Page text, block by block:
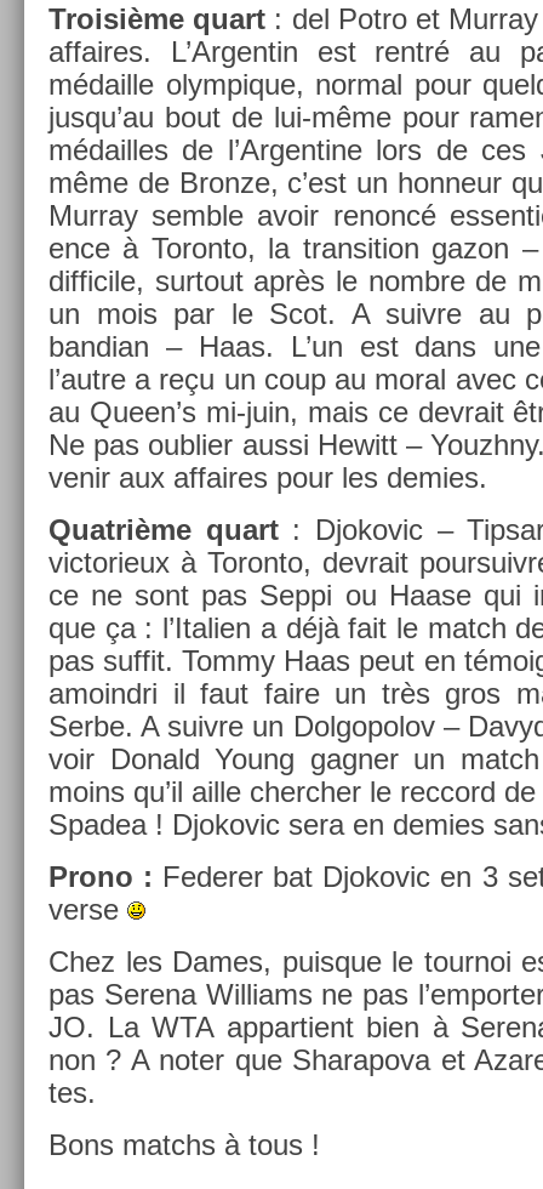
Troisiè­me quart : del Potro et
af­faires. L’Ar­gentin est rentré au
médail­le olym­pique, norm­al pour
jusqu’au bout de lui-même pour
médail­les de l’Ar­gentine lors de
même de Bron­ze, c’est un hon­neur
Mur­ray semble avoir re­noncé
ence à Toron­to, la trans­i­tion gazon
dif­ficile, sur­tout après le nombre de
un mois par le Scot. A suiv­re au
bandian – Haas. L’un est dans
l’autre a reçu un coup au moral avec
au Queen’s mi-juin, mais ce de­vrait
Ne pas oub­li­er aussi Hewitt –
venir aux af­faires pour les de­m­ies.
Quat­rième quart: Djokovic –
vic­torieux à Toron­to, de­vrait
ce ne sont pas Seppi ou Haase qui
que ça : l’Itali­en a déjà fait le match
pas suf­fit. Tommy Haas peut en
amoindri il faut faire un très gros
Serbe. A suiv­re un Dol­gopolov –
voir Donald Young gagn­er un
moins qu’il aille cherch­er le re­ccord
Spadea ! Djokovic sera en de­m­ies
Prono : Feder­er bat Djokovic en 3
verse
Chez les Dames, puis­que le tour­noi
pas Serena Wil­liams ne pas
JO. La WTA ap­partient bien à
non ? A noter que Sharapova et
tes.
Bons matchs à tous !